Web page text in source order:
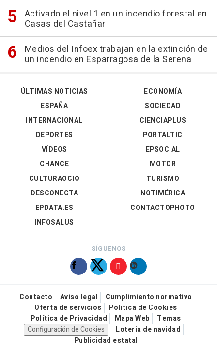
Activado el nivel 1 en un incendio forestal en
Casas del Castañar
Medios del Infoex trabajan en la extinción de
un incendio en Esparragosa de la Serena
ÚLTIMAS NOTICIAS
ESPAÑA
INTERNACIONAL
DEPORTES
VÍDEOS
ECONOMÍA
SOCIEDAD
CIENCIAPLUS
PORTALTIC
EPSOCIAL
CHANCE
CULTURAOCIO
DESCONECTA
EPDATA.ES
INFOSALUS
MOTOR
TURISMO
NOTIMÉRICA
CONTACTOPHOTO
SÍGUENOS
Contacto Aviso legal
Cumplimiento normativo
Oferta de servicios
Política de Cookies
Política de Privacidad
Mapa Web
Temas
Configuración de Cookies
Loteria de navidad
Publicidad estatal